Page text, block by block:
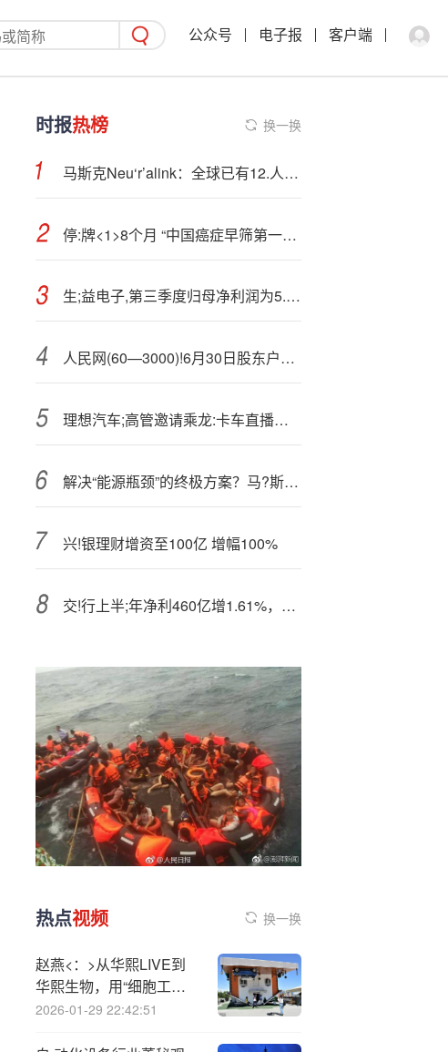
公众号 电子报 客户端
时报热榜 换一换
马斯克Neu‘r’alink：全球已有12.人植入脑机芯片 累计使用超过1.5万小时
停:牌<1>8个月 “中国癌症早筛第一股”诺辉健康遭做空 面临强制退市
生;益电子,第三季度归母净利润为5.84亿元，同比上升546.0%
人民网(60—3000)!6月30日股东户数12.54万户，较上期减少3.89%
理想汽车;高管邀请乘龙:卡车直播对撞
解决“能源瓶颈”的终极方案？马?斯克、贝索斯、谷歌都盯上了“太空数据中心”
兴!银理财增资至100亿 增幅100%
交!行上半;年净利460亿增1.61%，不良率降至1.28%
热点视频 换一换
赵燕<：>从华熙LIVE到
华熙生物，用“细胞工厂”
重塑地球资源，以女性领
2026-01-29 22:42:51